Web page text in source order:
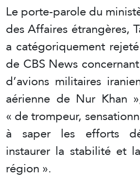
Le porte-parole du
des Affaires étrangères,
a catégoriquement
de CBS News
d’avions militaires
aérienne de Nur Khan
« de trompeur,
à saper les efforts
instaurer la stabilité et
région ».